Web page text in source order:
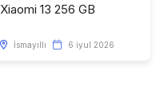
Xiaomi 13 256 GB
İsmayıllı 6 iyul 2026